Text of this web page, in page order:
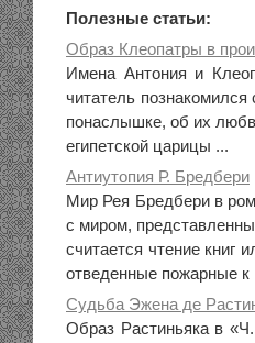
Полезные статьи:
Образ Клеопатры в
Имена Антония и
читатель
понаслышке, об их
египетской царицы ...
Антиутопия Р. Бредбери
Мир Рея Бредбери в
с миром,
считается чтение книг
отведенные пожарные к
Судьба Эжена де
Образ Растиньяка в